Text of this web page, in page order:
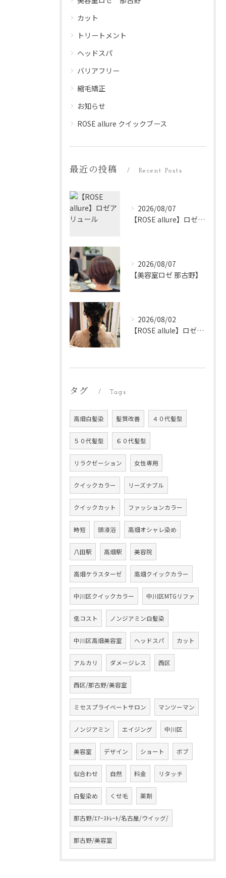
カット
トリートメント
ヘッドスパ
バリアフリー
縮毛矯正
お知らせ
ROSE allure クイックブース
最近の投稿 Recent Posts
2026/08/07
【ROSE allure】ロゼアリュール
2026/08/07
【美容室ロゼ 那古野】
2026/08/02
【ROSE allule】ロゼアリュール
タグ Tags
高畑白髪染 髪質改善 ４０代髪型
５０代髪型 ６０代髪型
リラクゼーション 女性専用
クイックカラー リーズナブル
クイックカット ファッションカラー
時短 頭浸浴 高畑オシャレ染め
八田駅 高畑駅 美容院
高畑ケラスターゼ 高畑クイックカラー
中川区クイックカラー 中川区MTGリファ
低コスト ノンジアミン白髪染
中川区高畑美容室 ヘッドスパ カット
アルカリ ダメージレス 西区
西区/那古野/美容室
ミセスプライベートサロン マンツーマン
ノンジアミン エイジング 中川区
美容室 デザイン ショート ボブ
似合わせ 自然 料金 リタッチ
白髪染め くせ毛 薬剤
那古野/ｴｱｰｽﾄﾚｰﾄ/名古屋/ウイッグ/
那古野/美容室